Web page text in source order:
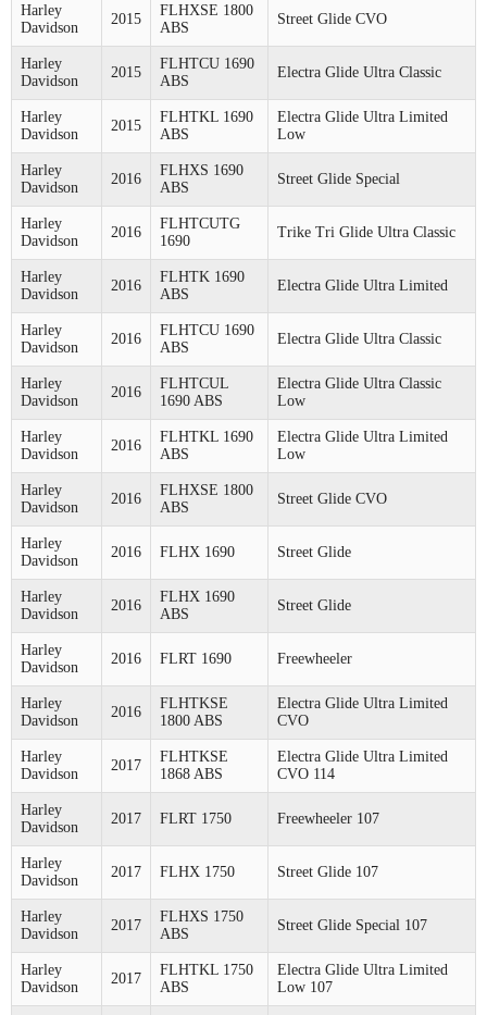
Harley
Davidson
2015
FLHXSE 1800
ABS
Street Glide CVO
Harley
Davidson
2015
FLHTCU 1690
ABS
Electra Glide Ultra Classic
Harley
Davidson
2015
FLHTKL 1690
ABS
Electra Glide Ultra Limited
Low
Harley
Davidson
2016
FLHXS 1690
ABS
Street Glide Special
Harley
Davidson
2016
FLHTCUTG
1690
Trike Tri Glide Ultra Classic
Harley
Davidson
2016
FLHTK 1690
ABS
Electra Glide Ultra Limited
Harley
Davidson
2016
FLHTCU 1690
ABS
Electra Glide Ultra Classic
Harley
Davidson
2016
FLHTCUL
1690 ABS
Electra Glide Ultra Classic
Low
Harley
Davidson
2016
FLHTKL 1690
ABS
Electra Glide Ultra Limited
Low
Harley
Davidson
2016
FLHXSE 1800
ABS
Street Glide CVO
Harley
Davidson
2016 FLHX 1690 Street Glide
Harley
Davidson
2016
FLHX 1690
ABS
Street Glide
Harley
Davidson
2016 FLRT 1690 Freewheeler
Harley
Davidson
2016
FLHTKSE
1800 ABS
Electra Glide Ultra Limited
CVO
Harley
Davidson
2017
FLHTKSE
1868 ABS
Electra Glide Ultra Limited
CVO 114
Harley
Davidson
2017 FLRT 1750 Freewheeler 107
Harley
Davidson
2017 FLHX 1750 Street Glide 107
Harley
Davidson
2017
FLHXS 1750
ABS
Street Glide Special 107
Harley
Davidson
2017
FLHTKL 1750
ABS
Electra Glide Ultra Limited
Low 107